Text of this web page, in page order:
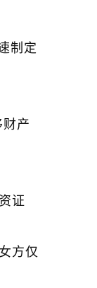
制定
产
证
方仅